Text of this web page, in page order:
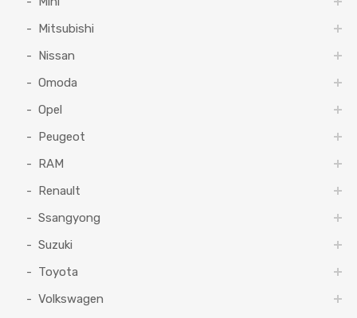
Mitsubishi
Nissan
Omoda
Opel
Peugeot
RAM
Renault
Ssangyong
Suzuki
Toyota
Volkswagen